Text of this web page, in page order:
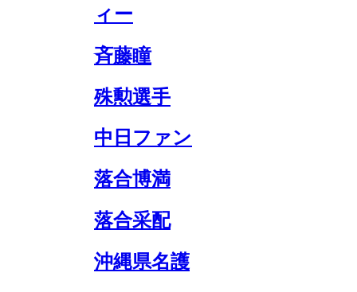
ィー
斉藤瞳
殊勲選手
中日ファン
落合博満
落合采配
沖縄県名護